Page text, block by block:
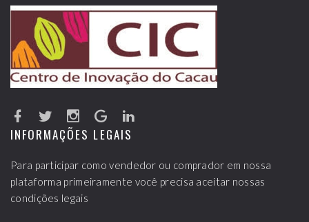
INFORMAÇÕES LEGAIS
Para participar como vendedor ou comprador em nossa
plataforma primeiramente você precisa aceitar nossas
condições legais